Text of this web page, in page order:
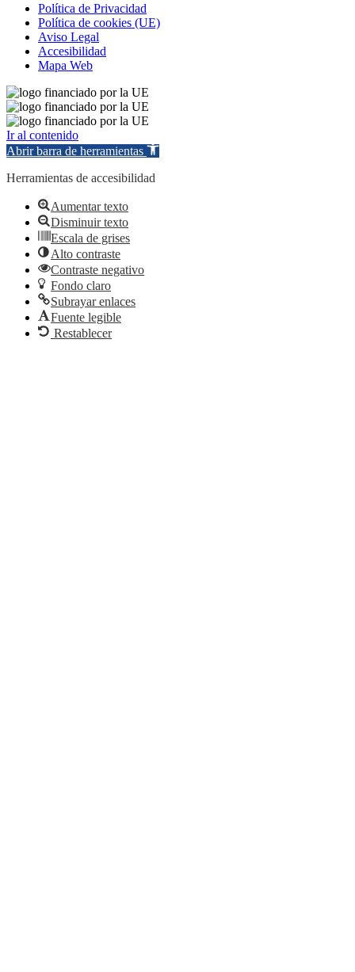
Política de Privacidad
Política de cookies (UE)
Aviso Legal
Accesibilidad
Mapa Web
Ir al contenido
Abrir barra de herramientas
Herramientas de accesibilidad
Aumentar texto
Disminuir texto
Escala de grises
Alto contraste
Contraste negativo
Fondo claro
Subrayar enlaces
Fuente legible
Restablecer